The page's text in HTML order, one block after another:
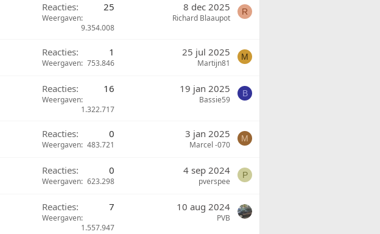
Reacties 25
Weergaven
9.354.008
8 dec 2025
Richard Blaaupot
R
Reacties 1
Weergaven 753.846
25 jul 2025
Martijn81
M
Reacties 16
Weergaven
1.322.717
19 jan 2025
Bassie59
B
Reacties 0
Weergaven 483.721
3 jan 2025
Marcel -070
M
Reacties 0
Weergaven 623.298
4 sep 2024
pverspee
P
Reacties 7
Weergaven
1.557.947
10 aug 2024
PVB